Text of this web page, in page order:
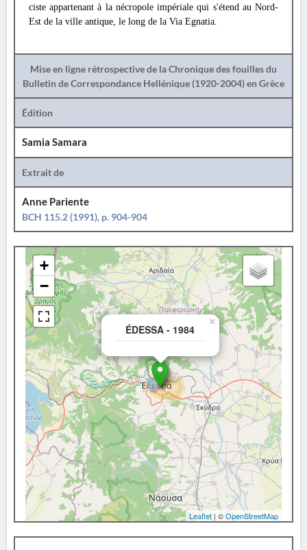
ciste appartenant à la nécropole impériale qui s'étend au Nord-
Est de la ville antique, le long de la Via Egnatia.
Mise en ligne rétrospective de la Chronique des fouilles du
Bulletin de Correspondance Hellénique (1920-2004) en Grèce
Édition
Samia Samara
Extrait de
Anne Pariente
BCH 115.2 (1991), p. 904-904
ÉDESSA - 1984
×
+
−
Leaflet | ©OpenStreetMap